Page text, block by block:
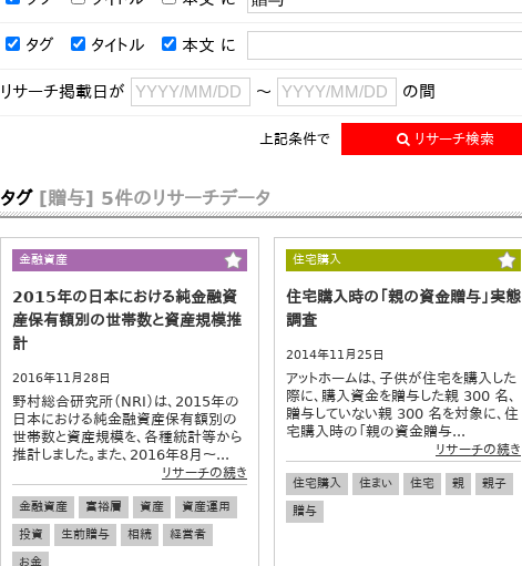
タグ タイトル 本文 に
リサーチ掲載日が ～ の間
上記条件で リサーチ検索
タグ [贈与] 5件のリサーチデータ
金融資産
2015年の日本における純金融資
産保有額別の世帯数と資産規模推
計
2016年11月28日
野村総合研究所（NRI）は、2015年の
日本における純金融資産保有額別の
世帯数と資産規模を、各種統計等から
推計しました。また、2016年8月～...
リサーチの続き
金融資産 富裕層 資産
資産運用
投資
生前贈与 相続
経営者
お金
住宅購入
住宅購入時の「親の資金贈与」実態
調査
2014年11月25日
アットホームは、子供が住宅を購入した
際に、購入資金を贈与した親 300 名、
贈与していない親 300 名を対象に、住
宅購入時の「親の資金贈与...
リサーチの続き
住宅購入 住まい 住宅 親
親子
贈与